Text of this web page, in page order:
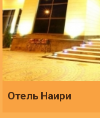
Отель Наири